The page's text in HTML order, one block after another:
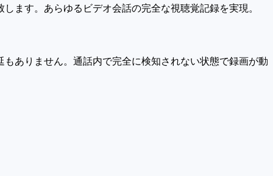
ます。あらゆるビデオ会話の完全な視聴覚記録を実現。
ありません。通話内で完全に検知されない状態で録画が動